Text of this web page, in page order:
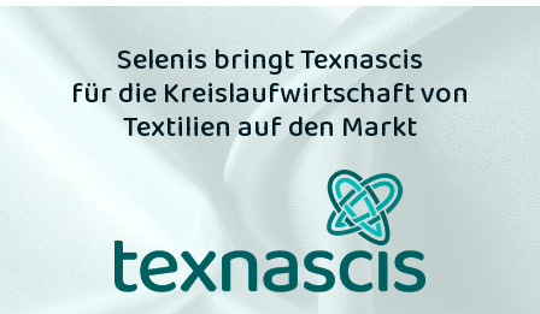
Selenis bringt Texnascis
für die Kreislaufwirtschaft von
Textilien auf den Markt